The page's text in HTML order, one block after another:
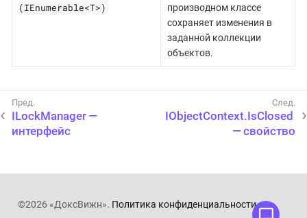
(IEnumerable<T>)
производном классе
сохраняет изменения в
заданной коллекции
объектов.
ILockManager —
интерфейс
IObjectContext.IsClosed
— свойство
©2026 «ДоксВижн». Политика конфиденциальности.